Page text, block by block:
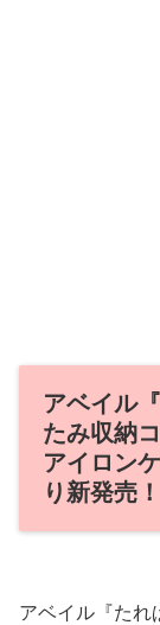
アベイル
たみ収納
アイロン
り新発売！
アベイル『たれ